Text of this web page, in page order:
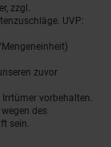
zzgl.
UVP:
zuvor
vorbehalten.
des
sein.